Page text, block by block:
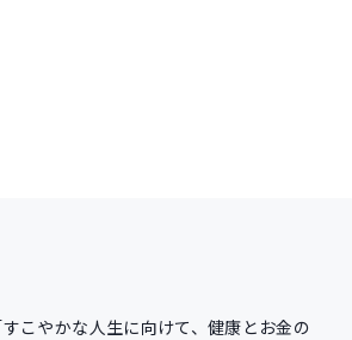
こやかな人生に向けて、健康とお金の